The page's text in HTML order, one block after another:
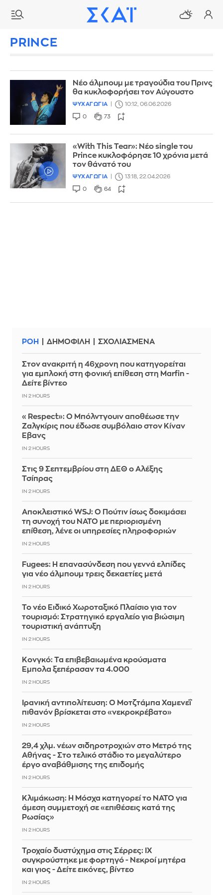
PRINCE
Νέο άλμπουμ με τραγούδια του Πρινς
θα κυκλοφορήσει τον Αύγουστο
ΨΥΧΑΓΩΓΙΑ 10:12, 06.06.2026
0 73
«With This Tear»: Νέο single του
Prince κυκλοφόρησε 10 χρόνια μετά
τον θάνατό του
ΨΥΧΑΓΩΓΙΑ 13:18, 22.04.2026
0 64
ΡΟΗ ΔΗΜΟΦΙΛΗ ΣΧΟΛΙΑΣΜΕΝΑ
Στον ανακριτή η 46χρονη που κατηγορείται
για εμπλοκή στη φονική επίθεση στη Marfin -
Δείτε βίντεο
IN 2 HOURS
«Respect»: Ο Μπόλντγουιν αποθέωσε την
Ζαλγκίρις που έδωσε συμβόλαιο στον Κίναν
Έβανς
IN 2 HOURS
Στις 9 Σεπτεμβρίου στη ΔΕΘ ο Αλέξης
Τσίπρας
IN 2 HOURS
Αποκλειστικό WSJ: Ο Πούτιν ίσως δοκιμάσει
τη συνοχή του ΝΑΤΟ με περιορισμένη
επίθεση, λένε οι υπηρεσίες πληροφοριών
IN 2 HOURS
Fugees: Η επανασύνδεση που γεννά ελπίδες
για νέο άλμπουμ τρεις δεκαετίες μετά
IN 2 HOURS
Το νέο Ειδικό Χωροταξικό Πλαίσιο για τον
τουρισμό: Στρατηγικό εργαλείο για βιώσιμη
τουριστική ανάπτυξη
IN 2 HOURS
Κονγκό: Τα επιβεβαιωμένα κρούσματα
Έμπολα ξεπέρασαν τα 4.000
IN 2 HOURS
Ιρανική αντιπολίτευση: Ο Μοτζτάμπα Χαμενεΐ
πιθανόν βρίσκεται στο «νεκροκρέβατο»
IN 2 HOURS
29,4 χλμ. νέων σιδηροτροχιών στο Μετρό της
Αθήνας - Στο τελικό στάδιο το μεγαλύτερο
έργο αναβάθμισης της επιδομής
IN 2 HOURS
Κλιμάκωση: Η Μόσχα κατηγορεί το ΝΑΤΟ για
άμεση συμμετοχή σε «επιθέσεις κατά της
Ρωσίας»
IN 2 HOURS
Τροχαίο δυστύχημα στις Σέρρες: ΙΧ
συγκρούστηκε με φορτηγό - Νεκροί μητέρα
και γιος - Δείτε εικόνες, βίντεο
IN 2 HOURS